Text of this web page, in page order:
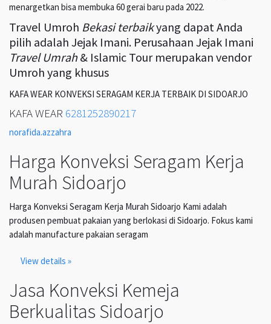
menargetkan bisa membuka 60 gerai baru pada 2022.
Travel Umroh Bekasi terbaikyang dapat Anda
pilih adalah Jejak Imani. Perusahaan Jejak Imani
Travel Umrah& Islamic Tour merupakan vendor
Umroh yang khusus
KAFA WEAR KONVEKSI SERAGAM KERJA TERBAIK DI SIDOARJO
KAFA WEAR 6281252890217
norafida.azzahra
Harga Konveksi Seragam Kerja
Murah Sidoarjo
Harga Konveksi Seragam Kerja Murah Sidoarjo Kami adalah
produsen pembuat pakaian yang berlokasi di Sidoarjo. Fokus kami
adalah manufacture pakaian seragam
View details »
Jasa Konveksi Kemeja
Berkualitas Sidoarjo